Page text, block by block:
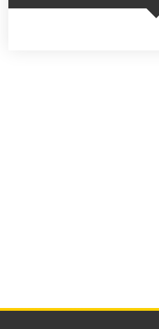
Trabalhar no